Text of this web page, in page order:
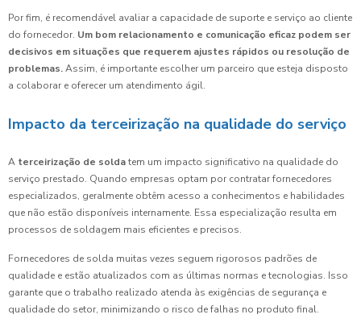
Por fim, é recomendável avaliar a capacidade de suporte e serviço ao cliente
do fornecedor. Um bom relacionamento e comunicação eficaz podem ser
decisivos em situações que requerem ajustes rápidos ou resolução de
problemas.Assim, é importante escolher um parceiro que esteja disposto
a colaborar e oferecer um atendimento ágil.
Impacto da terceirização na qualidade do serviço
A terceirização de soldatem um impacto significativo na qualidade do
serviço prestado. Quando empresas optam por contratar fornecedores
especializados, geralmente obtêm acesso a conhecimentos e habilidades
que não estão disponíveis internamente. Essa especialização resulta em
processos de soldagem mais eficientes e precisos.
Fornecedores de solda muitas vezes seguem rigorosos padrões de
qualidade e estão atualizados com as últimas normas e tecnologias. Isso
garante que o trabalho realizado atenda às exigências de segurança e
qualidade do setor, minimizando o risco de falhas no produto final.